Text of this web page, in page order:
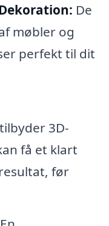
De
møbler og
perfekt til dit
3D-
få et klart
før